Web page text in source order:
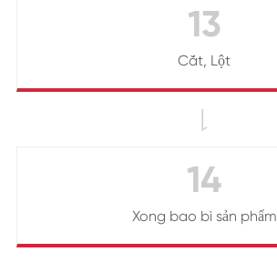
13
Cắt, Lột

14
Xong bao bì sản phẩm